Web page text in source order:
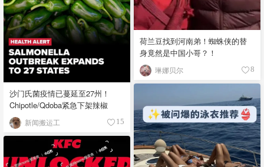
荷兰豆找到河南弟！蜘蛛侠的替
身竟然是中国小哥？！
琳娜贝尔 8
沙门氏菌疫情已蔓延至27州！
Chipotle/Qdoba紧急下架辣椒
新闻搬运工 15